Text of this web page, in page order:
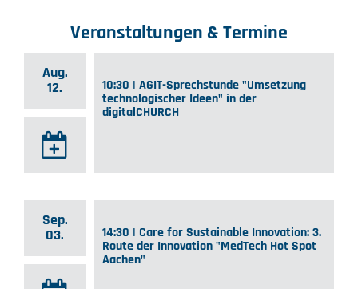
Veranstaltungen & Termine
Aug.
12.
10:30 | AGIT-Sprechstunde "Umsetzung
technologischer Ideen" in der
digitalCHURCH
Sep.
03.
14:30 | Care for Sustainable Innovation: 3.
Route der Innovation "MedTech Hot Spot
Aachen"